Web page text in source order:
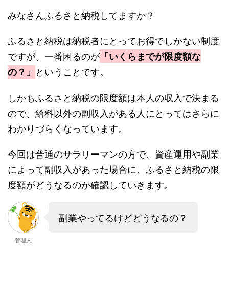
みなさんふるさと納税してますか？
ふるさと納税は納税者にとってお得でしかない制度
ですが、一番困るのが 「いくらまでが限度額な
の？」 ということです。
しかもふるさと納税の限度額は本人の収入で決まる
ので、給料以外の副収入がある人にとってはさらに
わかりづらくなっています。
今回は普通のサラリーマンの方で、資産運用や副業
によって副収入があった場合に、ふるさと納税の限
度額がどうなるのか確認していきます。
管理人
副業やってるけどどうなるの？